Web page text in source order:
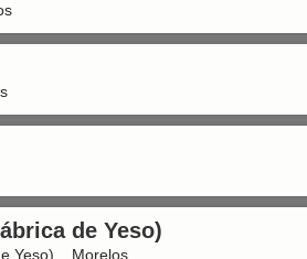
de Yeso)
Yeso), , Morelos